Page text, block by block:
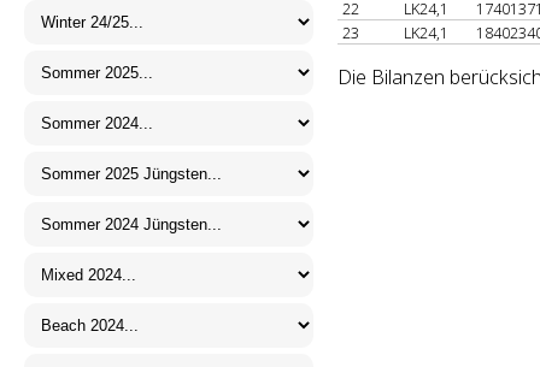
22
LK24,1
23
LK24,1
Die Bilanzen